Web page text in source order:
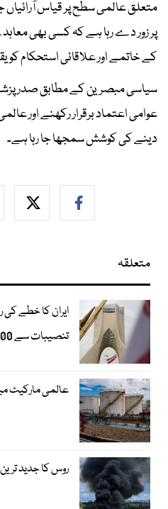
متعلق عالمی سطح پر قیاس
پر زور دے رہا ہے کہ کسی بھی
کے خاتمے اور علاقائی استحکام کو
سیاسی مبصرین کے مطابق صدر
عوامی اعتماد برقرار رکھنے اور
دینے کی کوشش سمجھا جا رہا ہے۔
متعلقہ
ایران کا خطے
تنصیبات سے 500 میٹر دور رہنے پر زور
عالمی مارکیٹ
روس کا جدید